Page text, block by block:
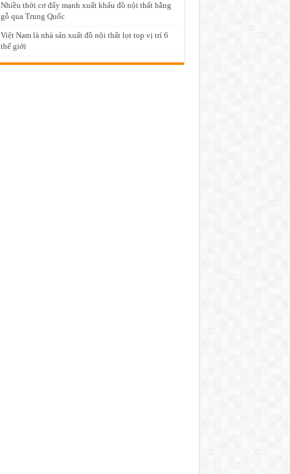
Nhiều thời cơ đẩy mạnh xuất khẩu đồ nội thất bằng
gỗ qua Trung Quốc
Việt Nam là nhà sản xuất đồ nội thất lọt top vị trí 6
thế giới